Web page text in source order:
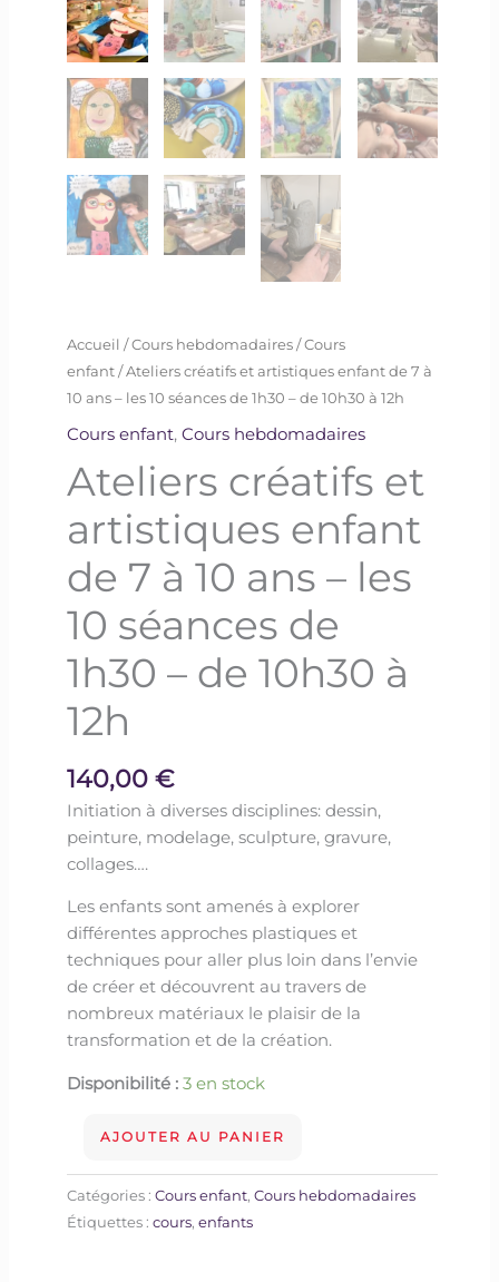
Accueil /Cours hebdomadaires/Cours
enfant/ Ateliers créatifs et artistiques enfant de 7 à
10 ans – les 10 séances de 1h30 – de 10h30 à 12h
Cours enfant,Cours hebdomadaires
Ateliers créatifs et
artistiques enfant
de 7 à 10 ans – les
10 séances de
1h30 – de 10h30 à
12h
140,00€
Initiation à diverses disciplines: dessin,
peinture, modelage, sculpture, gravure,
collages….
Les enfantssont amenés à explorer
différentes approches plastiques et
techniques pour aller plus loin dans l’envie
de créer etdécouvrent au travers de
nombreux matériaux le plaisir de la
transformation et de la création.
Disponibilité : 3 en stock
-
les
10
séances
de
1h30
-
de
10h30
à
AJOUTER AU PANIER
Catégories :Cours enfant,Cours hebdomadaires
Étiquettes :cours,enfants